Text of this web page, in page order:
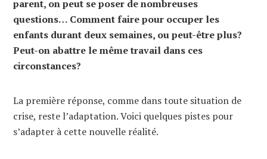
parent, on peut se poser de nombreuses
questions… Comment faire pour occuper les
enfants durant deux semaines, ou peut-être plus?
Peut-on abattre le même travail dans ces
circonstances?
La première réponse, comme dans toute situation de
crise, reste l’adaptation. Voici quelques pistes pour
s’adapter à cette nouvelle réalité.